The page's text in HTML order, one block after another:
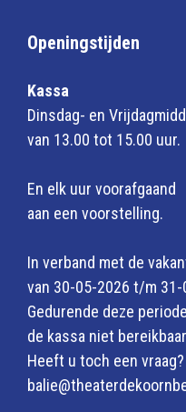
Openingstijden
Kassa
Dinsdag- en
van 13.00 tot 15.00 uur.
En elk uur voorafgaand
aan een voorstelling.
In verband met de
van 30-05-2026 t/m 31-
Gedurende deze
de kassa niet
Heeft u toch een